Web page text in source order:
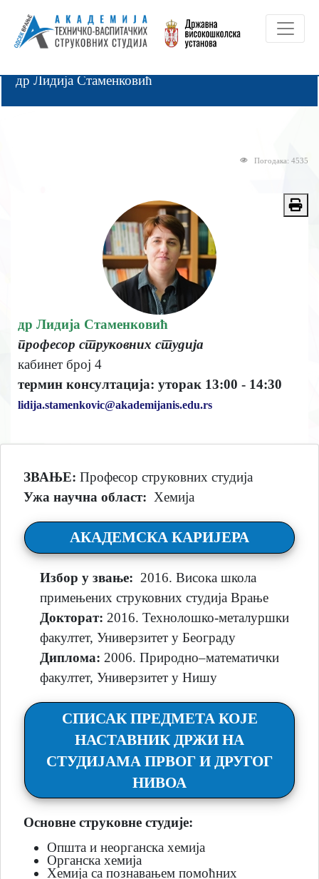
др Лидија Стаменковић
Погодака: 4535
др Лидија Стаменковић
професор струковних студија
кабинет број 4
термин консултација: уторак 13:00 - 14:30
lidija.stamenkovic@akademijanis.edu.rs
ЗВАЊЕ: Професор струковних студија
Ужа научна област: Хемија
АКАДЕМСКА КАРИЈЕРА
Избор у звање: 2016. Висока школа
примењених струковних студија Врање
Докторат: 2016. Технолошко-металуршки
факултет, Универзитет у Београду
Диплома: 2006. Природно–математички
факултет, Универзитет у Нишу
СПИСАК ПРЕДМЕТА КОЈЕ
НАСТАВНИК ДРЖИ НА
СТУДИЈАМА ПРВОГ И ДРУГОГ
НИВОА
Основне струковне студије:
Општа и неорганска хемија
Органска хемија
Хемија са познавањем помоћних